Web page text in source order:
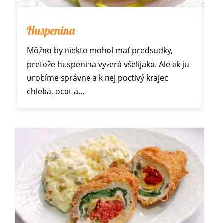
Huspenina
Môžno by niekto mohol mať predsudky,
pretože huspenina vyzerá všelijako. Ale ak ju
urobíme správne a k nej poctivý krajec
chleba, ocot a…